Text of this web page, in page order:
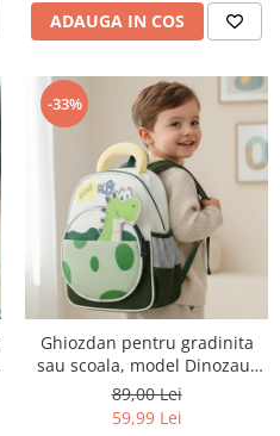
ADAUGA IN COS
-33%
Ghiozdan pentru gradinita
sau scoala, model Dinozaur
ZY-25124verde
89,00 Lei
59,99 Lei